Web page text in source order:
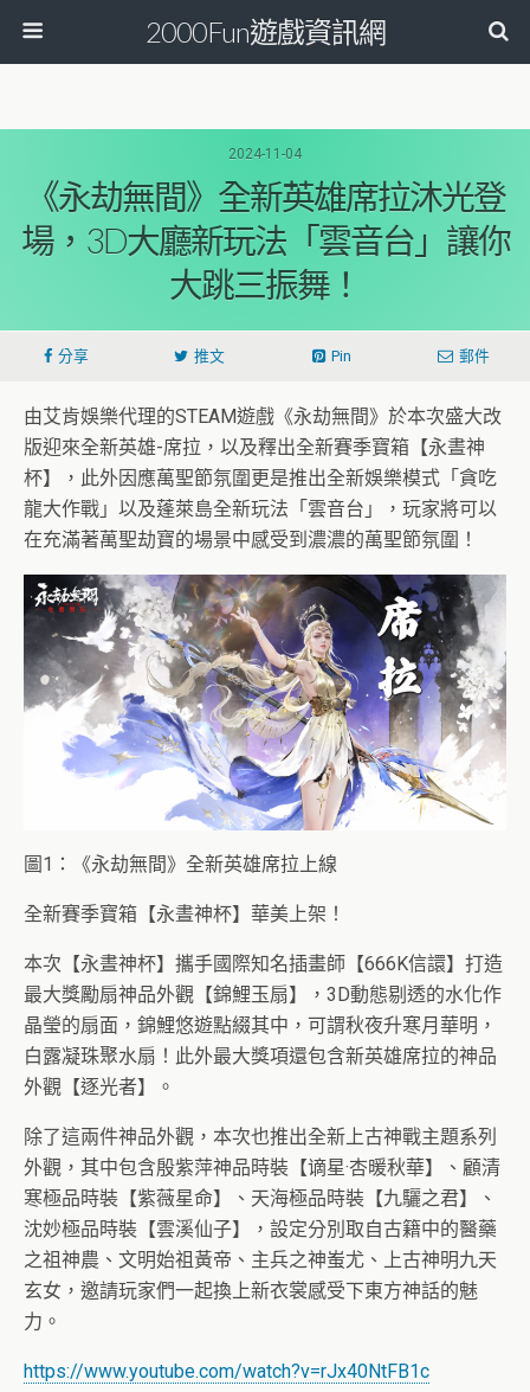
2000Fun遊戲資訊網
2024-11-04
《永劫無間》全新英雄席拉沐光登
場，3D大廳新玩法「雲音台」讓你
大跳三振舞！
分享 推文 Pin 郵件
由艾肯娛樂代理的STEAM遊戲《永劫無間》 於本次盛大改
版迎來全新英雄-席拉，以及釋出全新賽季寶箱【永晝神
杯】，此外因應萬聖節氛圍更是推出全新娛樂模式「 貪吃
龍大作戰」以及蓬萊島全新玩法「雲音台」， 玩家將可以
在充滿著萬聖劫寶的場景中感受到濃濃的萬聖節氛圍！
圖1：《永劫無間》全新英雄席拉上線
全新賽季寶箱【永晝神杯】華美上架！
本次【永晝神杯】攜手國際知名插畫師【666K信譞】 打造
最大獎勵扇神品外觀【錦鯉玉扇】， 3D動態剔透的水化作
晶瑩的扇面，錦鯉悠遊點綴其中， 可謂秋夜升寒月華明，
白露凝珠聚水扇！ 此外最大獎項還包含新英雄席拉的神品
外觀【逐光者】。
除了這兩件神品外觀，本次也推出全新上古神戰主題系列
外觀， 其中包含殷紫萍神品時裝【谪星·杏暖秋華】、顧清
寒極品時裝【紫薇星命】、天海極品時裝【九驪之君】、
沈妙極品時裝【雲溪仙子】，設定分別取自古籍中的醫藥
之祖神農、文明始祖黃帝、 主兵之神蚩尤、上古神明九天
玄女， 邀請玩家們一起換上新衣裳感受下東方神話的魅
力。
https://www.youtube.com/watch?v=rJx40NtFB1c